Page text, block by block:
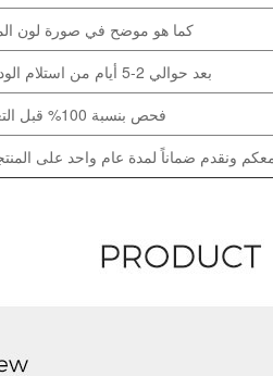
كما هو موضح في صورة لون
بعد حوالي 2-5 أيام من استلام الوديعة
فحص بنسبة 100% قبل التعبئة